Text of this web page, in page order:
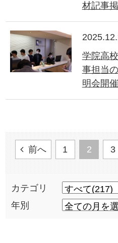
材記事
学院高
事担当
明会開催
前へ 1 2 3
カテゴリ
年別